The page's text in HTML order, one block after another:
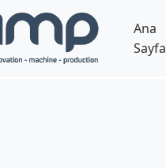
Ana
Sayfa